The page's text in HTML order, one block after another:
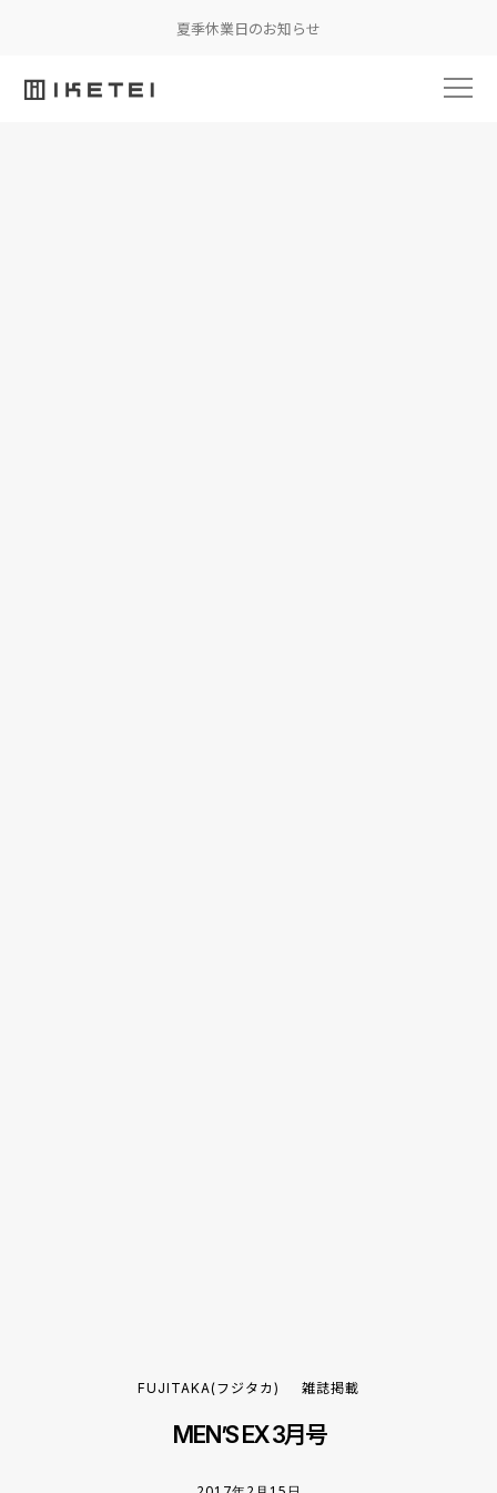
夏季休業日のお知らせ
FUJITAKA(フジタカ) 雑誌掲載
MEN’S EX 3月号